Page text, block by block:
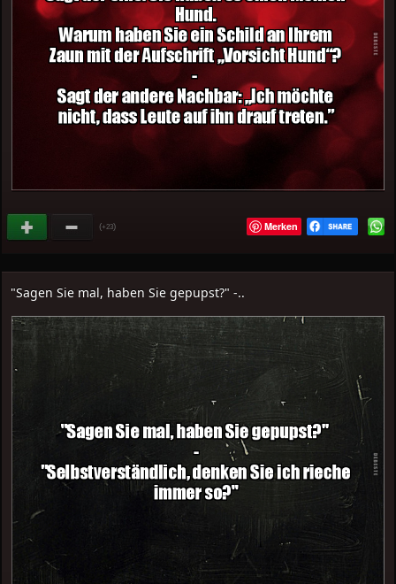
(+23) Merken
"Sagen Sie mal, haben Sie gepupst?" -..